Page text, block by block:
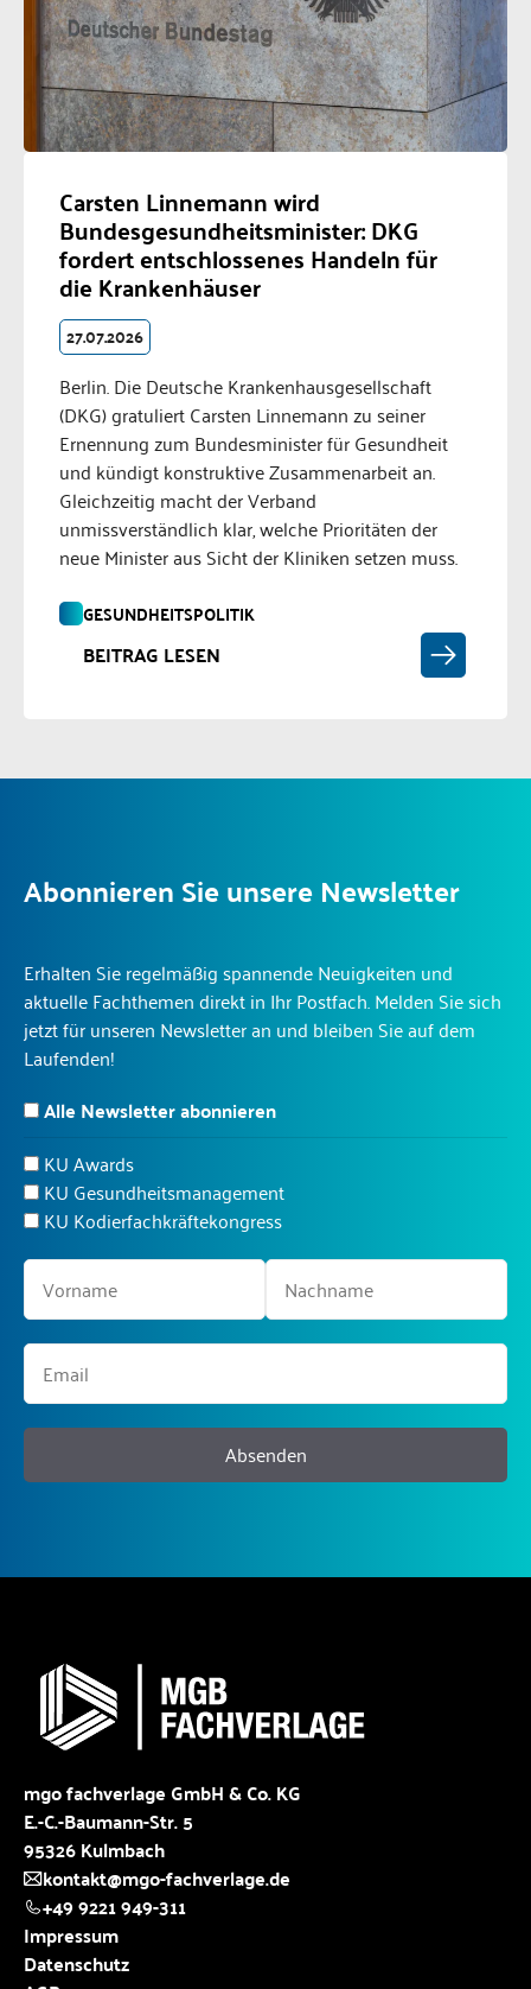
Carsten Linnemann wird
Bundesgesundheitsminister: DKG
fordert entschlossenes Handeln für
die Krankenhäuser
27.07.2026
Berlin. Die Deutsche Krankenhausgesellschaft
(DKG) gratuliert Carsten Linnemann zu seiner
Ernennung zum Bundesminister für Gesundheit
und kündigt konstruktive Zusammenarbeit an.
Gleichzeitig macht der Verband
unmissverständlich klar, welche Prioritäten der
neue Minister aus Sicht der Kliniken setzen muss.
GESUNDHEITSPOLITIK
BEITRAG LESEN
Abonnieren Sie unsere Newsletter
Erhalten Sie regelmäßig spannende Neuigkeiten und
aktuelle Fachthemen direkt in Ihr Postfach. Melden Sie sich
jetzt für unseren Newsletter an und bleiben Sie auf dem
Laufenden!
Alle Newsletter abonnieren
KU Awards
KU Gesundheitsmanagement
KU Kodierfachkräftekongress
Absenden
mgo fachverlage GmbH & Co. KG
E.-C.-Baumann-Str. 5
95326 Kulmbach
kontakt@mgo-fachverlage.de
+49 9221 949-311
Impressum
Datenschutz